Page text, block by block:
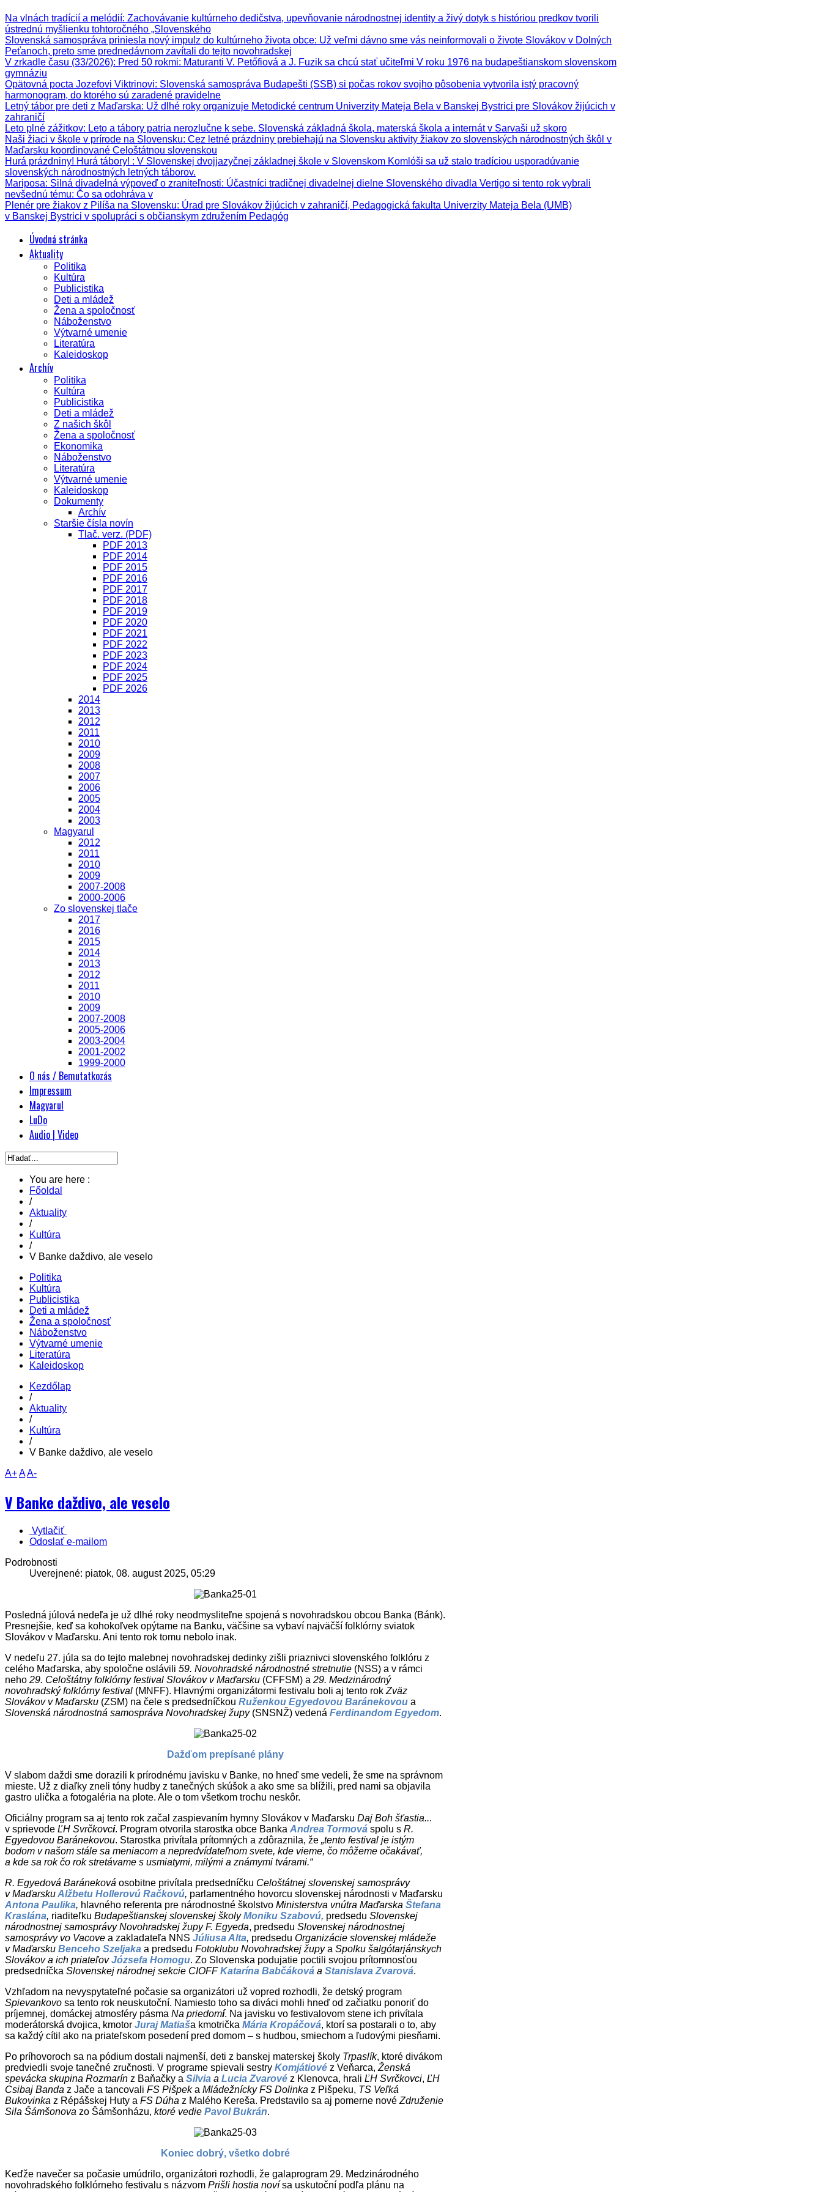
Na vlnách tradícií a melódií: Zachovávanie kultúrneho dedičstva, upevňovanie národnostnej identity a živý dotyk s históriou predkov tvorili
ústrednú myšlienku tohtoročného „Slovenského
Slovenská samospráva priniesla nový impulz do kultúrneho života obce: Už veľmi dávno sme vás neinformovali o živote Slovákov v Dolných
Peťanoch, preto sme prednedávnom zavítali do tejto novohradskej
V zrkadle času (33/2026): Pred 50 rokmi: Maturanti V. Petőfiová a J. Fuzik sa chcú stať učiteľmi V roku 1976 na budapeštianskom slovenskom
gymnáziu
Opätovná pocta Jozefovi Viktrinovi: Slovenská samospráva Budapešti (SSB) si počas rokov svojho pôsobenia vytvorila istý pracovný
harmonogram, do ktorého sú zaradené pravidelne
Letný tábor pre deti z Maďarska: Už dlhé roky organizuje Metodické centrum Univerzity Mateja Bela v Banskej Bystrici pre Slovákov žijúcich v
zahraničí
Leto plné zážitkov: Leto a tábory patria nerozlučne k sebe. Slovenská základná škola, materská škola a internát v Sarvaši už skoro
Naši žiaci v škole v prírode na Slovensku: Cez letné prázdniny prebiehajú na Slovensku aktivity žiakov zo slovenských národnostných škôl v
Maďarsku koordinované Celoštátnou slovenskou
Hurá prázdniny! Hurá tábory! : V Slovenskej dvojjazyčnej základnej škole v Slovenskom Komlóši sa už stalo tradíciou usporadúvanie
slovenských národnostných letných táborov.
Mariposa: Silná divadelná výpoveď o zraniteľnosti: Účastníci tradičnej divadelnej dielne Slovenského divadla Vertigo si tento rok vybrali
nevšednú tému: Čo sa odohráva v
Plenér pre žiakov z Pilíša na Slovensku: Úrad pre Slovákov žijúcich v zahraničí, Pedagogická fakulta Univerzity Mateja Bela (UMB)
v Banskej Bystrici v spolupráci s občianskym združením Pedagóg
Úvodná stránka
Aktuality
Politika
Kultúra
Publicistika
Deti a mládež
Žena a spoločnosť
Náboženstvo
Výtvarné umenie
Literatúra
Kaleidoskop
Archív
Politika
Kultúra
Publicistika
Deti a mládež
Z našich škôl
Žena a spoločnosť
Ekonomika
Náboženstvo
Literatúra
Výtvarné umenie
Kaleidoskop
Dokumenty
Archív
Staršie čísla novín
Tlač. verz. (PDF)
PDF 2013
PDF 2014
PDF 2015
PDF 2016
PDF 2017
PDF 2018
PDF 2019
PDF 2020
PDF 2021
PDF 2022
PDF 2023
PDF 2024
PDF 2025
PDF 2026
2014
2013
2012
2011
2010
2009
2008
2007
2006
2005
2004
2003
Magyarul
2012
2011
2010
2009
2007-2008
2000-2006
Zo slovenskej tlače
2017
2016
2015
2014
2013
2012
2011
2010
2009
2007-2008
2005-2006
2003-2004
2001-2002
1999-2000
O nás / Bemutatkozás
Impressum
Magyarul
LuDo
Audio | Video
You are here :
Főoldal
/
Aktuality
/
Kultúra
/
V Banke daždivo, ale veselo
Politika
Kultúra
Publicistika
Deti a mládež
Žena a spoločnosť
Náboženstvo
Výtvarné umenie
Literatúra
Kaleidoskop
Kezdőlap
/
Aktuality
/
Kultúra
/
V Banke daždivo, ale veselo
A+AA-
V Banke daždivo, ale veselo
Vytlačiť
Odoslať e-mailom
Podrobnosti
Uverejnené: piatok, 08. august 2025, 05:29
Posledná júlová nedeľa je už dlhé roky neodmysliteľne spojená s novohradskou obcou Banka (Bánk).
Presnejšie, keď sa kohokoľvek opýtame na Banku, väčšine sa vybaví najväčší folklórny sviatok
Slovákov v Maďarsku. Ani tento rok tomu nebolo inak.
V nedeľu 27. júla sa do tejto malebnej novohradskej dedinky zišli priaznivci slovenského folklóru z
celého Maďarska, aby spoločne oslávili 59. Novohradské národnostné stretnutie (NSS) a v rámci
neho 29. Celoštátny folklórny festival Slovákov v Maďarsku (CFFSM) a 29. Medzinárodný
novohradský folklórny festival (MNFF). Hlavnými organizátormi festivalu boli aj tento rok Zväz
Slovákov v Maďarsku (ZSM) na čele s predsedníčkou Ruženkou Egyedovou Baránekovou a
Slovenská národnostná samospráva Novohradskej župy(SNSNŽ) vedená Ferdinandom Egyedom.
Dažďom prepísané plány
V slabom daždi sme dorazili k prírodnému javisku v Banke, no hneď sme vedeli, že sme na správnom
mieste. Už z diaľky zneli tóny hudby z tanečných skúšok a ako sme sa blížili, pred nami sa objavila
gastro ulička a fotogaléria na plote. Ale o tom všetkom trochu neskôr.
Oficiálny program sa aj tento rok začal zaspievaním hymny Slovákov v Maďarsku Daj Boh šťastia...
v sprievode ĽH Svrčkovci. Program otvorila starostka obce Banka Andrea Tormová spolu s R.
Egyedovou Baránekovou. Starostka privítala prítomných a zdôraznila, že „tento festival je istým
bodom v našom stále sa meniacom a nepredvídateľnom svete, kde vieme, čo môžeme očakávať,
a kde sa rok čo rok stretávame s usmiatymi, milými a známymi tvárami.“
R. Egyedová Baráneková osobitne privítala predsedníčku Celoštátnej slovenskej samosprávy
v MaďarskuAlžbetu Hollerovú Račkovú, parlamentného hovorcu slovenskej národnosti v Maďarsku
Antona Paulika, hlavného referenta pre národnostné školstvo Ministerstva vnútra Maďarska Štefana
Kraslána, riaditeľku Budapeštianskej slovenskej školy Moniku Szabovú, predsedu Slovenskej
národnostnej samosprávy Novohradskej župy F. Egyeda, predsedu Slovenskej národnostnej
samosprávy vo Vacove a zakladateľa NNS Júliusa Alta, predsedu Organizácie slovenskej mládeže
v Maďarsku Benceho Szeljaka a predsedu Fotoklubu Novohradskej župya Spolku šalgótarjánskych
Slovákov a ich priateľov Józsefa Homogu. Zo Slovenska podujatie poctili svojou prítomnosťou
predsedníčka Slovenskej národnej sekcie CIOFF Katarína Babčáková a Stanislava Zvarová.
Vzhľadom na nevyspytateľné počasie sa organizátori už vopred rozhodli, že detský program
Spievankovo sa tento rok neuskutoční. Namiesto toho sa diváci mohli hneď od začiatku ponoriť do
príjemnej, domáckej atmosféry pásma Na priedomí. Na javisku vo festivalovom stene ich privítala
moderátorská dvojica, kmotor Juraj Matiaša kmotrička Mária Kropáčová, ktorí sa postarali o to, aby
sa každý cítil ako na priateľskom posedení pred domom – s hudbou, smiechom a ľudovými piesňami.
Po príhovoroch sa na pódium dostali najmenší, deti z banskej materskej školy Trpaslík, ktoré divákom
predviedli svoje tanečné zručnosti. V programe spievali sestry Komjátiové z Veňarca, Ženská
spevácka skupina Rozmarín z Baňačky a Silvia a Lucia Zvarové z Klenovca, hrali ĽH Svrčkovci, ĽH
Csibaj Banda z Jače a tancovali FS Pišpeka Mládežnícky FS Dolinka z Pišpeku, TS Veľká
Bukovinka z Répášskej Huty a FS Dúha z Malého Kereša. Predstavilo sa aj pomerne nové Združenie
Sila Šámšonova zo Šámšonházu, ktoré vedie Pavol Bukrán.
Koniec dobrý, všetko dobré
Keďže navečer sa počasie umúdrilo, organizátori rozhodli, že galaprogram 29. Medzinárodného
novohradského folklórneho festivalu s názvom Prišli hostia novísa uskutoční podľa plánu na